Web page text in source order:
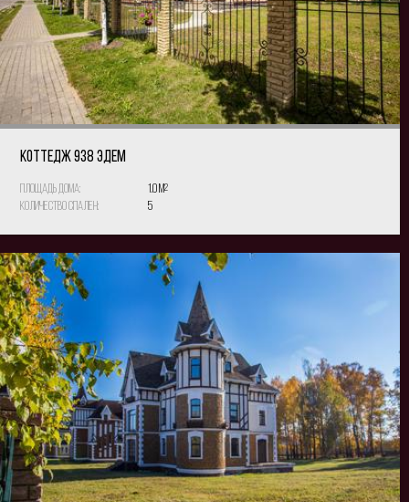
КОТТЕДЖ 938 Эдем
Площадь дома: 1.0 м2
Количество спален: 5